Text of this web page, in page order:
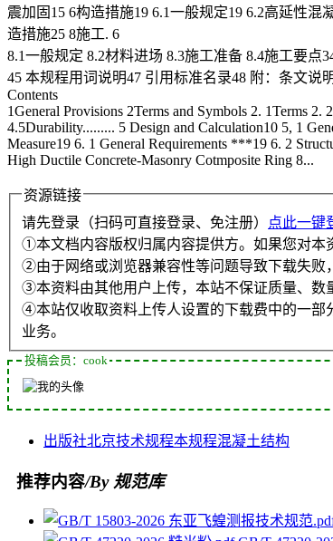
震加固15 6构造措施19 6.1一般规定19 6.2高延性
造措施25 8施工. 6
8.1一般规定 8.2材料进场 8.3施工准备 8.4施工要
45 本规程用词说明47 引用标准名录48 附：条文说
Contents
1General Provisions 2Terms and Symbols 2. 1Terms
4.5Durability......... 5 Design and Calculation10 5, 1
Measure19 6. 1 General Requirements ***19 6. 2
High Ductile Concrete-Masonry Cotmposite Ring 8...
资源链接
请先登录（扫码可直接登录、免注册）
点此一键
①本文档内容版权归属内容提供方。如果您对本
②由于网络或浏览器兼容性等问题导致下载失败
③本资料由其他用户上传，本站不保证质量、数
④本站仅收取资料上传人设置的下载费中的一部
业务。
投稿会员：cook
出版社北京技术规程本规程混凝土结构
推荐内容/By 规范库